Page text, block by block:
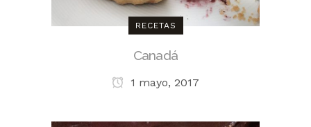
RECETAS
Canadá
1 mayo, 2017